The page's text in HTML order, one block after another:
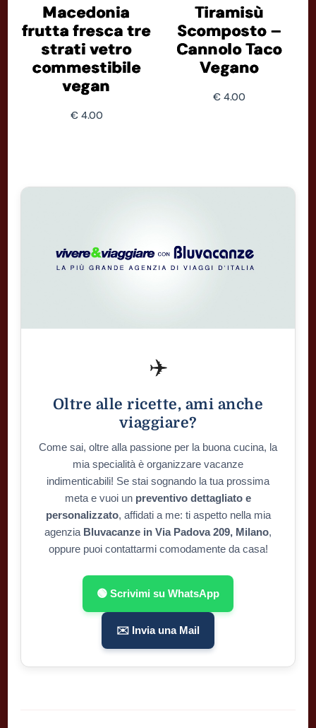
Macedonia
frutta fresca tre
strati vetro
commestibile
vegan
€4.00
Tiramisù
Scomposto –
Cannolo Taco
Vegano
€ 4.00
✈️
Oltre alle ricette, ami anche
viaggiare?
Come sai, oltre alla passione per la buona cucina, la
mia specialità è organizzare vacanze
indimenticabili! Se stai sognando la tua prossima
meta e vuoi un preventivo dettagliato e
personalizzato, affidati a me: ti aspetto nella mia
agenzia Bluvacanze in Via Padova 209, Milano,
oppure puoi contattarmi comodamente da casa!
🟢 Scrivimi su WhatsApp
✉️ Invia una Mail